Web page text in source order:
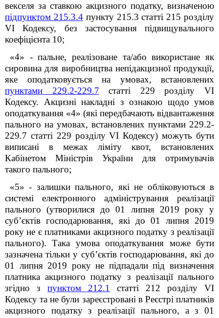
векселя за ставкою акцизного податку, визначеною
підпунктом 215.3.4пункту 215.3 статті 215 розділу
VI Кодексу, без застосування підвищувального
коефіцієнта 10;
«4» - пальне, реалізоване та/або використане як
сировина для виробництва непідакцизної продукції,
яке оподатковується на умовах, встановлених
пунктами 229.2-229.7 статті 229 розділу VI
Кодексу. Акцизні накладні з ознакою щодо умов
оподаткування «4» (які передбачають відвантаження
пального на умовах, встановлених пунктами 229.2-
229.7 статті 229 розділу VI Кодексу) можуть бути
виписані в межах ліміту квот, встановлених
Кабінетом Міністрів України для отримувачів
такого пального;
«5» - залишки пального, які не обліковуються в
системі електронного адміністрування реалізації
пального (утворилися до 01 липня 2019 року у
суб’єктів господарювання, які до 01 липня 2019
року не є платниками акцизного податку з реалізації
пального). Така умова оподаткування може бути
зазначена тільки у суб’єктів господарювання, які до
01 липня 2019 року не підпадали під визначення
платника акцизного податку з реалізації пального
згідно з пунктом 212.1
статті 212 розділу VI
Кодексу та не були зареєстровані в Реєстрі платників
акцизного податку з реалізації пального, а з 01